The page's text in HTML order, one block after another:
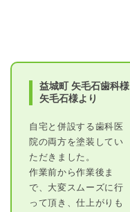
益城町 矢毛石歯科様
矢毛石様より
自宅と併設する歯科医
院の両方を塗装してい
ただきました。
作業前から作業後ま
で、大変スムーズに行
って頂き、仕上がりも